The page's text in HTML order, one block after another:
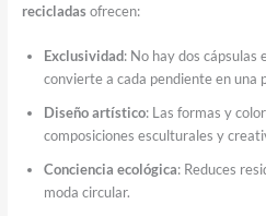
recicladas ofrecen:
Exclusividad: No hay dos cápsulas
convierte a cada pendiente en una
Diseño artístico: Las formas y
composiciones esculturales y
Conciencia ecológica: Reduces
moda circular.